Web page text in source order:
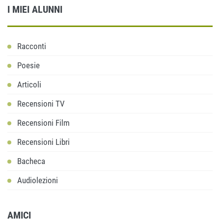
I MIEI ALUNNI
Racconti
Poesie
Articoli
Recensioni TV
Recensioni Film
Recensioni Libri
Bacheca
Audiolezioni
AMICI